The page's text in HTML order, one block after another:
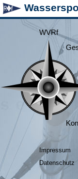
WVRf
Impressum
Datenschutz